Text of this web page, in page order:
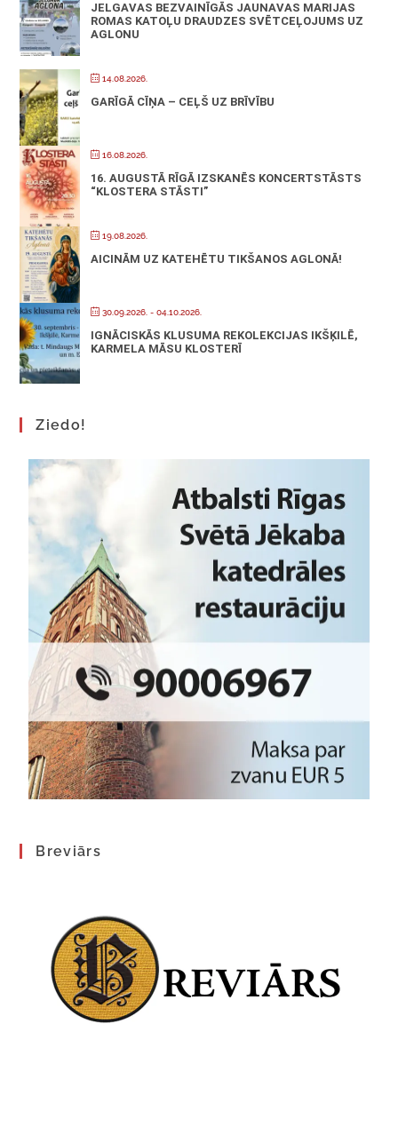
JELGAVAS BEZVAINĪGĀS JAUNAVAS MARIJAS
ROMAS KATOĻU DRAUDZES SVĒTCEĻOJUMS UZ
AGLONU
14.08.2026.
GARĪGĀ CĪŅA – CEĻŠ UZ BRĪVĪBU
16.08.2026.
16. AUGUSTĀ RĪGĀ IZSKANĒS KONCERTSTĀSTS
“KLOSTERA STĀSTI”
19.08.2026.
AICINĀM UZ KATEHĒTU TIKŠANOS AGLONĀ!
30.09.2026. - 04.10.2026.
IGNĀCISKĀS KLUSUMA REKOLEKCIJAS IKŠĶILĒ,
KARMELA MĀSU KLOSTERĪ
Ziedo!
Breviārs